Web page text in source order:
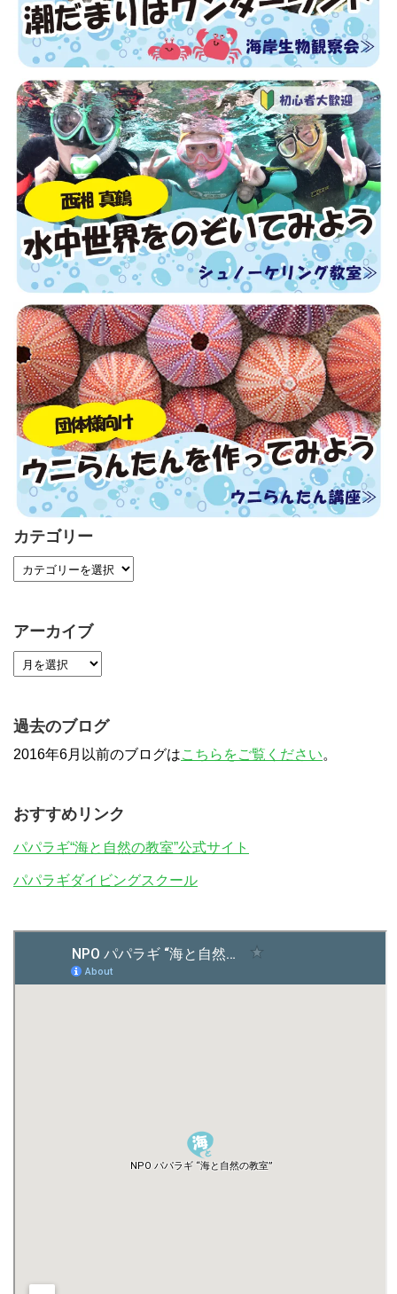
カテゴリー
アーカイブ
過去のブログ
2016年6月以前のブログはこちらをご覧ください。
おすすめリンク
パパラギ“海と自然の教室”公式サイト
パパラギダイビングスクール